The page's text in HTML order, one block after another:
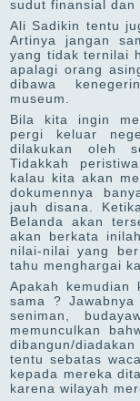
sudut finansial dan
Ali Sadikin tentu
Artinya jangan
yang tidak ternilai
apalagi orang
dibawa
museum.
Bila kita ingin
pergi keluar
dilakukan oleh
Tidakkah
kalau kita akan
dokumennya
jauh disana.
Belanda akan
akan berkata
nilai-nilai yang
tahu menghargai
Apakah kemudian
sama ?
seniman,
memunculkan
dibangun/
tentu sebatas
kepada mereka
karena wilayah